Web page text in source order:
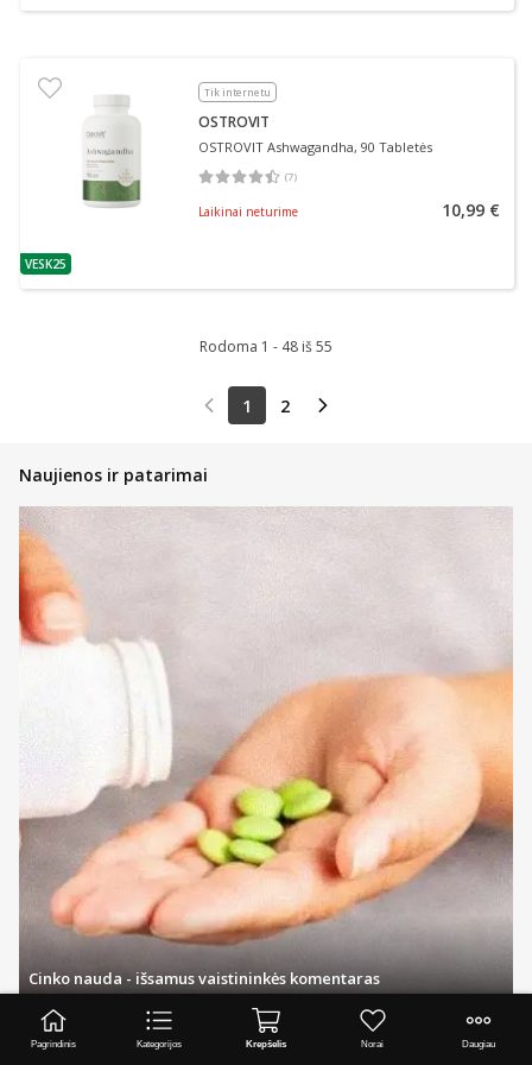
patarimas
VESK25
Tik internetu
OSTROVIT
OSTROVIT Ashwagandha, 90 Tabletės
(7)
Vidutinis įvertinimas 4.43
Laikinai neturime 10,99 €
Rodoma 1 - 48 iš 55
1 2
Naujienos ir patarimai
Visi straipsniai
Cinko nauda - išsamus vaistininkės komentaras
Pagrindinis Kategorijos Krepšelis Norai Daugiau